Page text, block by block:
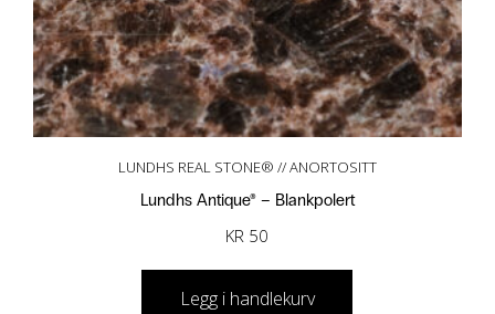
LUNDHS REAL STONE® // ANORTOSITT
Lundhs Antique® – Blankpolert
KR 50
Legg i handlekurv